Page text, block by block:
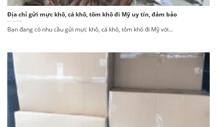
Địa chỉ gửi mực khô, cá khô, tôm khô đi Mỹ uy tín, đảm bảo
Bạn đang có nhu cầu gửi mực khô, cá khô, tôm khô đi Mỹ với...